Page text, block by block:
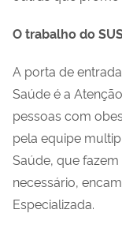
O trabalho do
A porta de
Saúde é a
pessoas com
pela equipe
Saúde, que
necessário,
Especializada.